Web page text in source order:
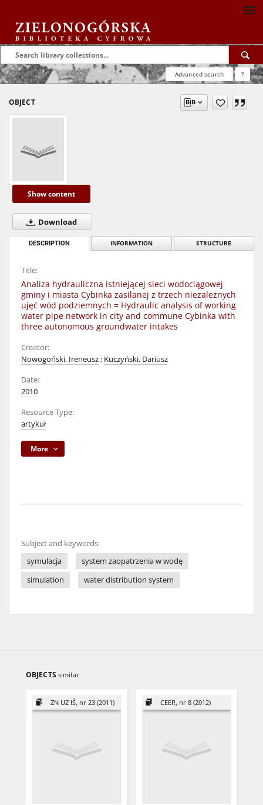
Advanced search ?
OBJECT
Show content
Download
DESCRIPTION INFORMATION STRUCTURE
Title:
Analiza hydrauliczna istniejącej sieci wodociągowej
gminy i miasta Cybinka zasilanej z trzech niezależnych
ujęć wód podziemnych = Hydraulic analysis of working
water pipe network in city and commune Cybinka with
three autonomous groundwater intakes
Creator:
Nowogoński, Ireneusz; Kuczyński, Dariusz
Date:
2010
Resource Type:
artykuł
More
Subject and keywords:
symulacja
system zaopatrzenia w wodę
simulation
water distribution system
OBJECTS similar
ZN UZ IŚ, nr 23 (2011) CEER, nr 8 (2012)